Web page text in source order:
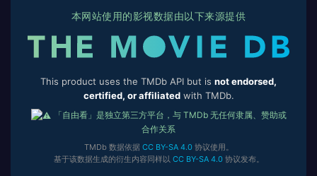
本网站使用的影视数据由以下来源提供
This product uses the TMDb API but is not endorsed,
certified, or affiliatedwith TMDb.
「自由看」是独立第三方平台，与 TMDb 无任何隶属、赞助或
合作关系
TMDb 数据依据 CC BY-SA 4.0协议使用。
基于该数据生成的衍生内容同样以 CC BY-SA 4.0协议发布。